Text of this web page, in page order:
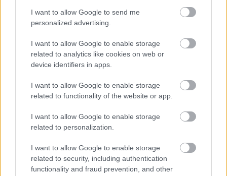
I want to allow Google to send me
personalized advertising.
I want to allow Google to enable storage
related to analytics like cookies on web or
device identifiers in apps.
I want to allow Google to enable storage
related to functionality of the website or app.
I want to allow Google to enable storage
related to personalization.
I want to allow Google to enable storage
related to security, including authentication
functionality and fraud prevention, and other
Egy betiltott műfajról -